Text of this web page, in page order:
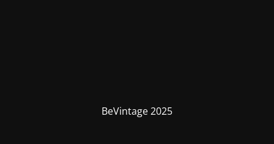
BeVintage 2025